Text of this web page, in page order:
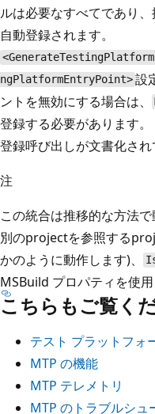
ルは必要なすべてであり
自動登録されます。
ngPlatformEntryPoint>設
ントを無効にする場合は、
登録する必要があります
登録呼び出しが文書化され
注
この統合は推移的な方法
別のprojectを参照する
かのように動作します)、
MSBuild プロパティを使
こちらもご覧く
テスト プラットフォ
MTP の機能
MTP テレメトリ
MTP のトラブルシュ